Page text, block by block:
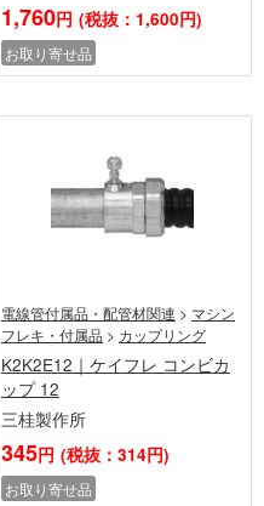
1,760円 (税抜：1,600円)
お取り寄せ品
電線管付属品・配管材関連 > マシン
フレキ・付属品 > カップリング
K2K2E12｜ケイフレ コンビカ
ップ 12
三桂製作所
345円 (税抜：314円)
お取り寄せ品